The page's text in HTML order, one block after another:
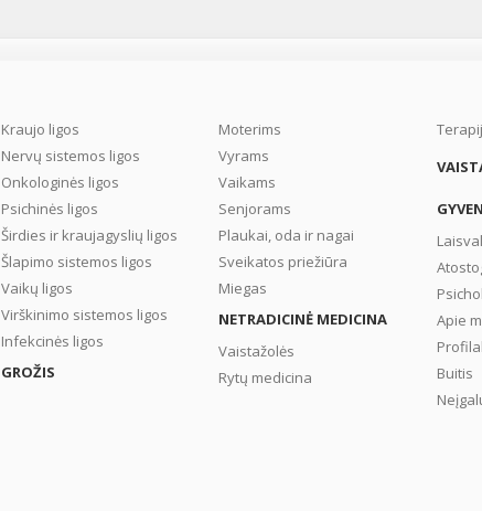
Kraujo ligos
Nervų sistemos ligos
Onkologinės ligos
Psichinės ligos
Širdies ir kraujagyslių ligos
Šlapimo sistemos ligos
Vaikų ligos
Virškinimo sistemos ligos
Infekcinės ligos
GROŽIS
Moterims
Vyrams
Vaikams
Senjorams
Plaukai, oda ir nagai
Sveikatos priežiūra
Miegas
NETRADICINĖ MEDICINA
Vaistažolės
Rytų medicina
Apie
Buitis